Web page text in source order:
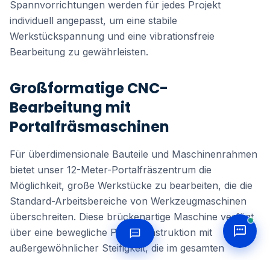
Spannvorrichtungen werden für jedes Projekt
individuell angepasst, um eine stabile
Werkstückspannung und eine vibrationsfreie
Bearbeitung zu gewährleisten.
Großformatige CNC-
Bearbeitung mit
Portalfräsmaschinen
Für überdimensionale Bauteile und Maschinenrahmen
bietet unser 12-Meter-Portalfräszentrum die
Möglichkeit, große Werkstücke zu bearbeiten, die die
Standard-Arbeitsbereiche von Werkzeugmaschinen
überschreiten. Diese brückenartige Maschine verfügt
über eine bewegliche Portalkonstruktion mit
außergewöhnlicher Steifigkeit, die im gesamten